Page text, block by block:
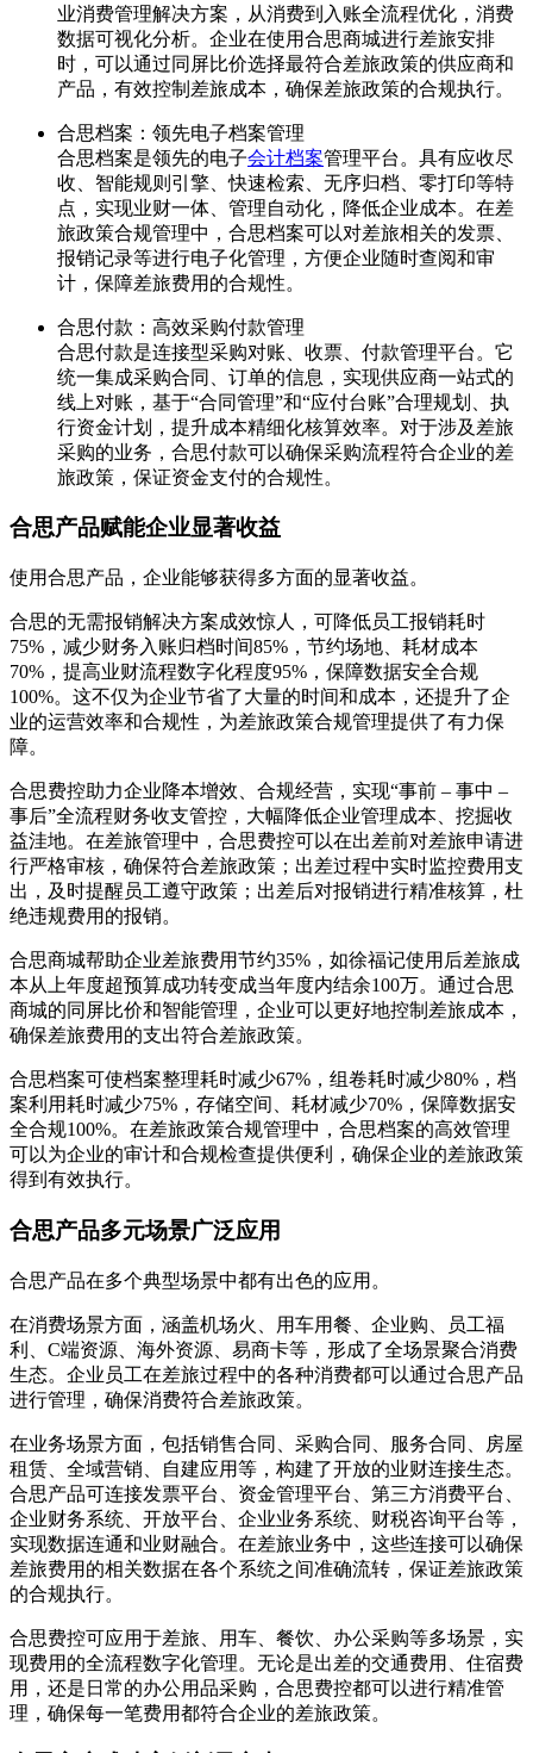
业消费管理解决方案，从消费到入账全流程优化，消费
数据可视化分析。企业在使用合思商城进行差旅安排
时，可以通过同屏比价选择最符合差旅政策的供应商和
产品，有效控制差旅成本，确保差旅政策的合规执行。
合思档案：领先电子档案管理
合思档案是领先的电子会计档案管理平台。具有应收尽
收、智能规则引擎、快速检索、无序归档、零打印等特
点，实现业财一体、管理自动化，降低企业成本。在差
旅政策合规管理中，合思档案可以对差旅相关的发票、
报销记录等进行电子化管理，方便企业随时查阅和审
计，保障差旅费用的合规性。
合思付款：高效采购付款管理
合思付款是连接型采购对账、收票、付款管理平台。它
统一集成采购合同、订单的信息，实现供应商一站式的
线上对账，基于“合同管理”和“应付台账”合理规划、执
行资金计划，提升成本精细化核算效率。对于涉及差旅
采购的业务，合思付款可以确保采购流程符合企业的差
旅政策，保证资金支付的合规性。
合思产品赋能企业显著收益
使用合思产品，企业能够获得多方面的显著收益。
合思的无需报销解决方案成效惊人，可降低员工报销耗时
75%，减少财务入账归档时间85%，节约场地、耗材成本
70%，提高业财流程数字化程度95%，保障数据安全合规
100%。这不仅为企业节省了大量的时间和成本，还提升了企
业的运营效率和合规性，为差旅政策合规管理提供了有力保
障。
合思费控助力企业降本增效、合规经营，实现“事前 – 事中 –
事后”全流程财务收支管控，大幅降低企业管理成本、挖掘收
益洼地。在差旅管理中，合思费控可以在出差前对差旅申请进
行严格审核，确保符合差旅政策；出差过程中实时监控费用支
出，及时提醒员工遵守政策；出差后对报销进行精准核算，杜
绝违规费用的报销。
合思商城帮助企业差旅费用节约35%，如徐福记使用后差旅成
本从上年度超预算成功转变成当年度内结余100万。通过合思
商城的同屏比价和智能管理，企业可以更好地控制差旅成本，
确保差旅费用的支出符合差旅政策。
合思档案可使档案整理耗时减少67%，组卷耗时减少80%，档
案利用耗时减少75%，存储空间、耗材减少70%，保障数据安
全合规100%。在差旅政策合规管理中，合思档案的高效管理
可以为企业的审计和合规检查提供便利，确保企业的差旅政策
得到有效执行。
合思产品多元场景广泛应用
合思产品在多个典型场景中都有出色的应用。
在消费场景方面，涵盖机场火、用车用餐、企业购、员工福
利、C端资源、海外资源、易商卡等，形成了全场景聚合消费
生态。企业员工在差旅过程中的各种消费都可以通过合思产品
进行管理，确保消费符合差旅政策。
在业务场景方面，包括销售合同、采购合同、服务合同、房屋
租赁、全域营销、自建应用等，构建了开放的业财连接生态。
合思产品可连接发票平台、资金管理平台、第三方消费平台、
企业财务系统、开放平台、企业业务系统、财税咨询平台等，
实现数据连通和业财融合。在差旅业务中，这些连接可以确保
差旅费用的相关数据在各个系统之间准确流转，保证差旅政策
的合规执行。
合思费控可应用于差旅、用车、餐饮、办公采购等多场景，实
现费用的全流程数字化管理。无论是出差的交通费用、住宿费
用，还是日常的办公用品采购，合思费控都可以进行精准管
理，确保每一笔费用都符合企业的差旅政策。